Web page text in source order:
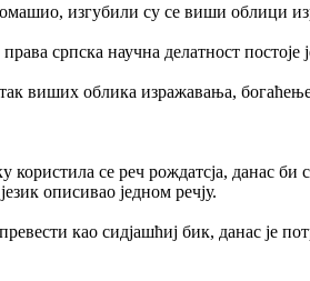
изгубили су се виши облици
српска научна делатност постоје
виших облика изражавања,
користила се реч рождатсја, данас
описивао једном речју.
као сидјашћиј бик, данас је